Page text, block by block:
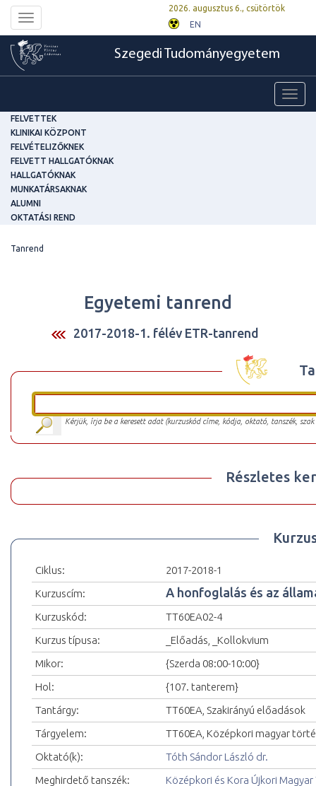
Toggle
navigation
2026. augusztus 6., csütörtök
EN
Szegedi Tudományegyetem
FELVETTEK
KLINIKAI KÖZPONT
FELVÉTELIZŐKNEK
FELVETT HALLGATÓKNAK
HALLGATÓKNAK
MUNKATÁRSAKNAK
ALUMNI
OKTATÁSI REND
Tanrend
Egyetemi tanrend
2017-2018-1. félév ETR-tanrend
Kérjük, írja be a keresett adat (kurzuskód címe, kódja, oktató, tanszék,
Részletes
Ciklus:
2017-2018-1
Kurzuscím:
A honfoglalás és az
Kurzuskód:
TT60EA02-4
Kurzus típusa:
_Előadás, _Kollokvium
Mikor:
{Szerda 08:00-10:00}
Hol:
{107. tanterem}
Tantárgy:
TT60EA, Szakirányú előadások
Tárgyelem:
TT60EA, Középkori magyar
Oktató(k):
Tóth Sándor László dr.
Meghirdető tanszék:
Középkori és Kora Újkori